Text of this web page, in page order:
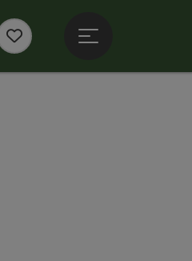
Karte
Panoramen
Merkzettel